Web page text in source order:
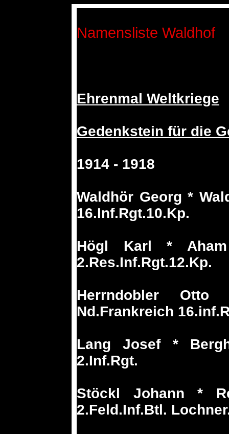
Namensliste Waldhof
Ehrenmal Weltkriege
Gedenkstein für die
1914 - 1918
Waldhör Georg *
16.Inf.Rgt.10.Kp.
Högl Karl *
2.Res.Inf.Rgt.12.Kp.
Herrndobler
Nd.Frankreich
Lang Josef *
2.Inf.Rgt.
Stöckl Johann *
2.Feld.Inf.Btl.